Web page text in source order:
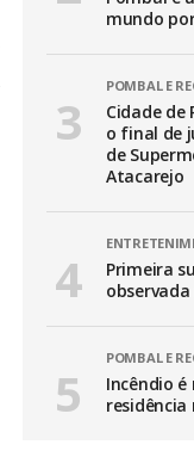
mundo
POMBAL E
Cidade de
o final de
de
Atacarejo
Primeira
POMBAL E
Incêndio
residência